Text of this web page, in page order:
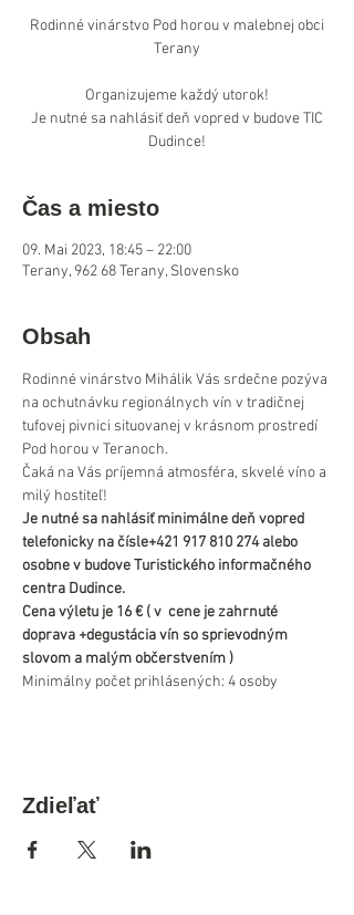
Rodinné vinárstvo Pod horou v malebnej obci
Terany
Organizujeme každý utorok!
Je nutné sa nahlásiť deň vopred v budove TIC
Dudince!
Čas a miesto
09. Mai 2023, 18:45 – 22:00
Terany, 962 68 Terany, Slovensko
Obsah
Rodinné vinárstvo Mihálik Vás srdečne pozýva
na ochutnávku regionálnych vín v tradičnej
tufovej pivnici situovanej v krásnom prostredí
Pod horou v Teranoch.
Čaká na Vás príjemná atmosféra, skvelé víno a
milý hostiteľ!
Je nutné sa nahlásiť minimálne deň vopred
telefonicky na čísle+421 917 810 274 alebo
osobne v budove Turistického informačného
centra Dudince.
Cena výletu je 16 € ( v  cene je zahrnuté
doprava +degustácia vín so sprievodným
slovom a malým občerstvením )
Minimálny počet prihlásených: 4 osoby
Zdieľať